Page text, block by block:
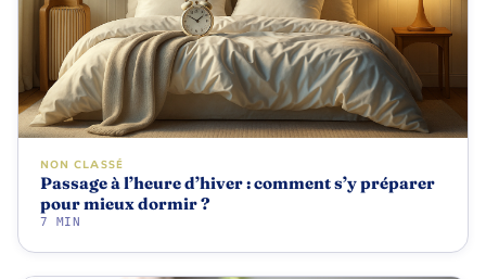
NON CLASSÉ
Passage à l’heure d’hiver : comment s’y préparer
pour mieux dormir ?
7 MIN